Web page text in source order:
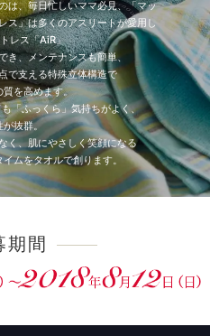
は、毎日忙しいママ必見、「マッ
ス」は多くのアスリートが愛用し
レス「AiR」
き、メンテナンスも簡単、
で支える特殊立体構造で
を高めます。
「ふっくら」気持ちがよく、
が抜群。
く、肌にやさしく笑顔になる
ムをタオルで創ります。
期間